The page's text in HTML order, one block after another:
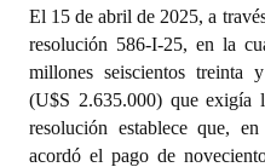
Actas de Sesión
Informes de Unidad
Ejecución Presupuestaria
El 15 de abril de 2025, a
resolución 586-I-25, en la
millones seiscientos treinta
(U$S 2.635.000) que exigía
resolución establece que,
acordó el pago de